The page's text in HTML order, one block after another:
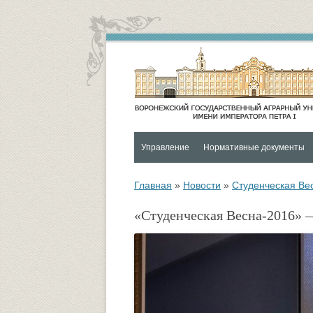
Управление
Совет по социальной и
воспитательной работе
Нормативные документы
ОБЕСПЕЧЕНИЕ
Главная » Новости » Студенческая
«Студенческая Весна-2016»